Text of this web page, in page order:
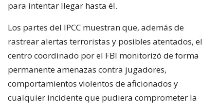
para intentar llegar hasta él.
Los partes del IPCC muestran que, además de
rastrear alertas terroristas y posibles atentados, el
centro coordinado por el FBI monitorizó de forma
permanente amenazas contra jugadores,
comportamientos violentos de aficionados y
cualquier incidente que pudiera comprometer la